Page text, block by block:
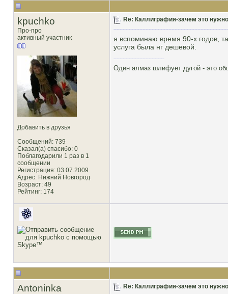
kpuchko
Про-про
активный участник
Добавить в друзья
Сообщений: 739
Сказал(а) спасибо: 0
Поблагодарили 1 раз в 1
сообщении
Регистрация: 03.07.2009
Адрес: Нижний Новгород
Возраст: 49
Рейтинг: 174
Re: Каллиграфия-зачем это
я вспоминаю время 90-х годов,
услуга была нг дешевой.
Один алмаз шлифует дугой - это
Antoninka Re: Каллиграфия-зачем это